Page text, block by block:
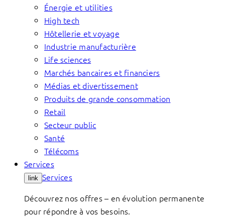
Énergie et utilities
High tech
Hôtellerie et voyage
Industrie manufacturière
Life sciences
Marchés bancaires et financiers
Médias et divertissement
Produits de grande consommation
Retail
Secteur public
Santé
Télécoms
Services
link Services
Découvrez nos offres – en évolution permanente
pour répondre à vos besoins.